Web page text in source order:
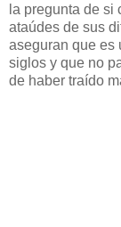
la pregunta de
ataúdes de sus
aseguran que es
siglos y que no
de haber traído